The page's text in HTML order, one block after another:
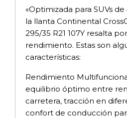
«Optimizada para SUVs
la llanta Continental
295/35 R21 107Y resalta
rendimiento. Estas son
características:
Rendimiento
equilibrio óptimo entre
carretera, tracción en
confort de conducción